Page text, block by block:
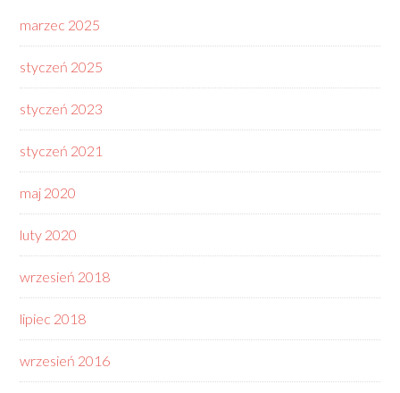
marzec 2025
styczeń 2025
styczeń 2023
styczeń 2021
maj 2020
luty 2020
wrzesień 2018
lipiec 2018
wrzesień 2016